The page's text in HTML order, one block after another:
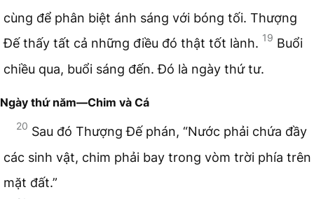
cùng để phân biệt ánh sáng với bóng tối. Thượng
Đế thấy tất cả những điều đó thật tốt lành. 19 Buổi
chiều qua, buổi sáng đến. Đó là ngày thứ tư.
Ngày thứ năm—Chim và Cá
20 Sau đó Thượng Đế phán, “Nước phải chứa đầy
các sinh vật, chim phải bay trong vòm trời phía trên
mặt đất.”